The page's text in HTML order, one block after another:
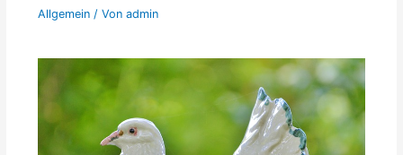
Allgemein/ Von admin